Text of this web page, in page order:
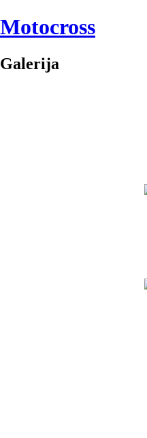
Motocross
Galerija